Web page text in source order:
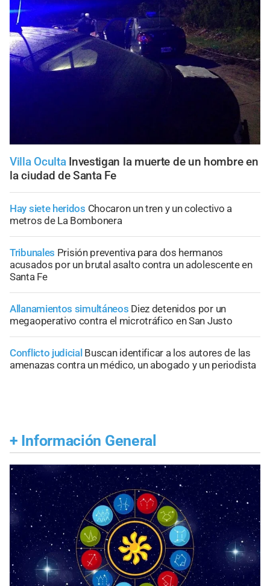
Villa Oculta Investigan la muerte de un hombre en
la ciudad de Santa Fe
Hay siete heridos Chocaron un tren y un colectivo a
metros de La Bombonera
Tribunales Prisión preventiva para dos hermanos
acusados por un brutal asalto contra un adolescente en
Santa Fe
Allanamientos simultáneos Diez detenidos por un
megaoperativo contra el microtráfico en San Justo
Conflicto judicial Buscan identificar a los autores de las
amenazas contra un médico, un abogado y un periodista
+ Información General